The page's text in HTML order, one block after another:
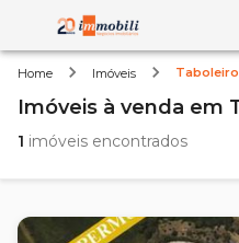
Home Imóveis
Imóveis à venda em
1 imóveis encontrados